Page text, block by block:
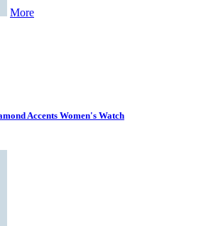
More
Accents Women's Watch